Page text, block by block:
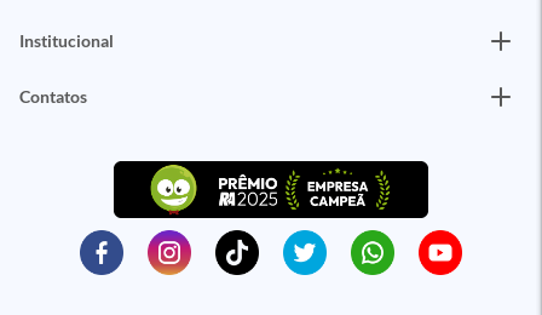
Institucional
Contatos